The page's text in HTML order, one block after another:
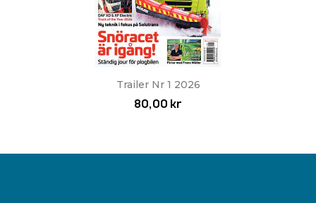
Trailer Nr 1 2026
80,00 kr